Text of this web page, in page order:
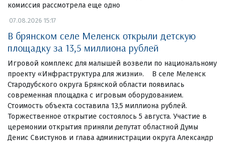
комиссия рассмотрела еще одно
07.08.2026 15:17
В брянском селе Меленск открыли детскую
площадку за 13,5 миллиона рублей
Игровой комплекс для малышей возвели по национальному
проекту «Инфраструктура для жизни». В селе Меленск
Стародубского округа Брянской области появилась
современная площадка с игровым оборудованием.
Стоимость объекта составила 13,5 миллиона рублей.
Торжественное открытие состоялось 5 августа. Участие в
церемонии открытия приняли депутат областной Думы
Денис Свистунов и глава администрации округа Александр